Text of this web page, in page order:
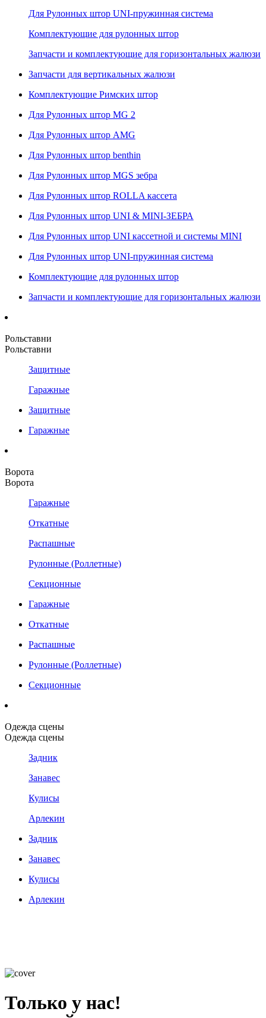
Для Рулонных штор UNI-пружинная система
Комплектующие для рулонных штор
Запчасти и комплектующие для горизонтальных жалюзи
Запчасти для вертикальных жалюзи
Комплектующие Римских штор
Для Рулонных штор MG 2
Для Рулонных штор AMG
Для Рулонных штор benthin
Для Рулонных штор MGS зебра
Для Рулонных штор ROLLA кассета
Для Рулонных штор UNI & MINI-ЗЕБРА
Для Рулонных штор UNI кассетной и системы MINI
Для Рулонных штор UNI-пружинная система
Комплектующие для рулонных штор
Запчасти и комплектующие для горизонтальных жалюзи
Рольставни
Рольставни
Защитные
Гаражные
Защитные
Гаражные
Ворота
Ворота
Гаражные
Откатные
Распашные
Рулонные (Роллетные)
Секционные
Гаражные
Откатные
Распашные
Рулонные (Роллетные)
Секционные
Одежда сцены
Одежда сцены
Задник
Занавес
Кулисы
Арлекин
Задник
Занавес
Кулисы
Арлекин
Только у нас!